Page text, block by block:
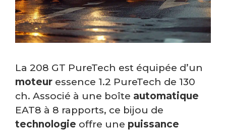
La 208 GT PureTech est équipée d’un
moteur essence 1.2 PureTech de 130
ch. Associé à une boîte automatique
EAT8 à 8 rapports, ce bijou de
technologie offre une puissance